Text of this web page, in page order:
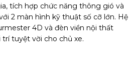
tích hợp chức năng thông gió và
2 màn hình kỹ thuật số cỡ lớn. Hệ
4D và đèn viền nội thất
tuyệt vời cho chủ xe.